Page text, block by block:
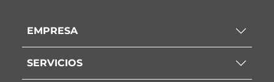
EMPRESA
SERVICIOS